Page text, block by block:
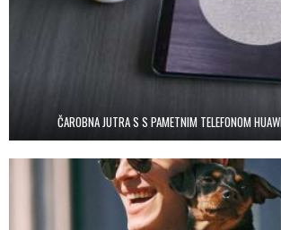
ČAROBNA JUTRA S S PAMETNIM TELEFONOM